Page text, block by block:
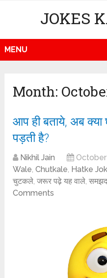
JOKES
MENU
Month:
आप ही बताये, अब क्या
पड़ती है?
Nikhil Jain
Wale,Chutkale, Hatke
चुटकले,जरूर पढ़े यह वाले,
Comments